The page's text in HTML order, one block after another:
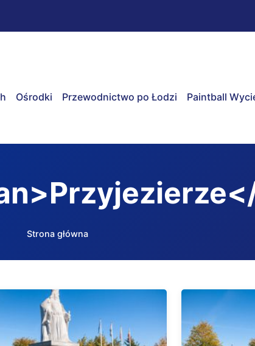
Ośrodki Przewodnictwo po Łodzi Paintball
Strona główna